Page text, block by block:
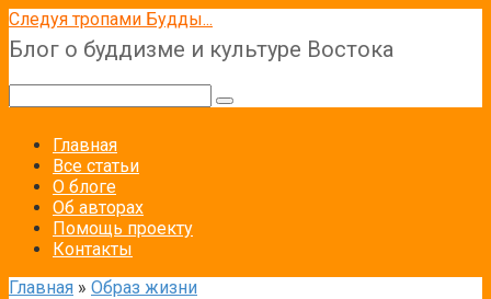
Перейти
к
контенту
Следуя тропами Будды...
Блог о буддизме и культуре Востока
Главная
Все статьи
О блоге
Об авторах
Помощь проекту
Контакты
Главная » Образ жизни